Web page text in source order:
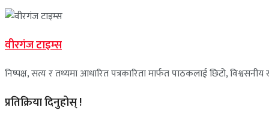
वीरगंज टाइम्स
निष्पक्ष, सत्य र तथ्यमा आधारित पत्रकारिता मार्फत पाठकलाई छिटो,
प्रतिक्रिया दिनुहोस् !